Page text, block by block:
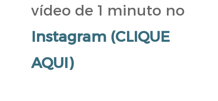
vídeo de 1 minuto no
Instagram (CLIQUE
AQUI)